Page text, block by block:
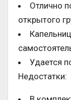
Отлично
открытого
Удается
Недостатки: